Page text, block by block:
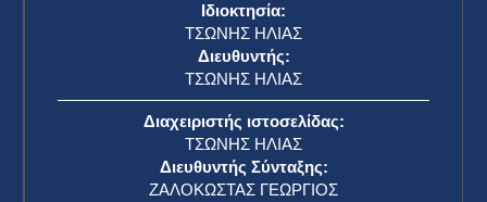
Ιδιοκτησία:
ΤΣΩΝΗΣ ΗΛΙΑΣ
Διευθυντής:
ΤΣΩΝΗΣ ΗΛΙΑΣ
Διαχειριστής ιστοσελίδας:
ΤΣΩΝΗΣ ΗΛΙΑΣ
Διευθυντής Σύνταξης:
ΖΑΛΟΚΩΣΤΑΣ ΓΕΩΡΓΙΟΣ